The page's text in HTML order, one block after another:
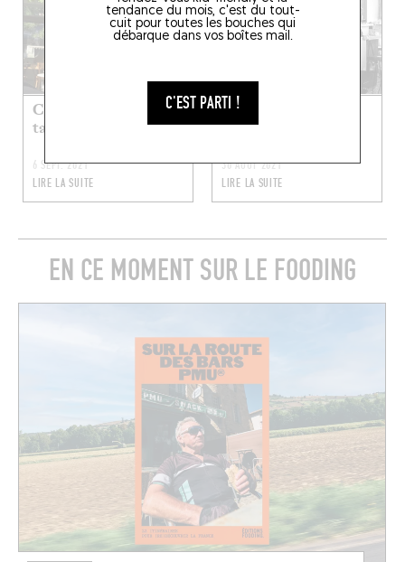
tendance du mois, c'est du tout-
cuit pour toutes les bouches qui
débarque dans vos boîtes mail.
C'EST PARTI !
Comète en faim à
table !
6 SEPT. 2021
LIRE LA SUITE
Bambino en faim à
table !
30 AOÛT 2021
LIRE LA SUITE
EN CE MOMENT SUR LE FOODING